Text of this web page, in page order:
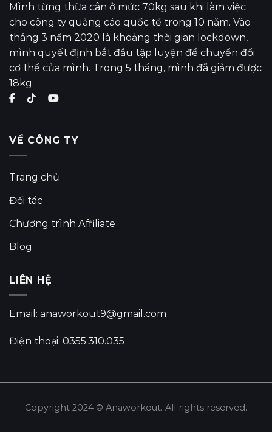
Mình từng thừa cân ở mức 70kg sau khi làm việc
cho công ty quảng cáo quốc tế trong 10 năm. Vào
tháng 3 năm 2020 là khoảng thời gian lockdown,
mình quyết định bắt đầu tập luyện để chuyển đổi
cơ thể của mình. Trong 5 tháng, mình đã giảm được
18kg.
VỀ CÔNG TY
Trang chủ
Đối tác
Chương trình Affiliate
Blog
LIÊN HỆ
Email: anaworkout9@gmail.com
Điện thoại: 0355.310.035
Copyright 2024 © Anaworkout. All rights reserved.